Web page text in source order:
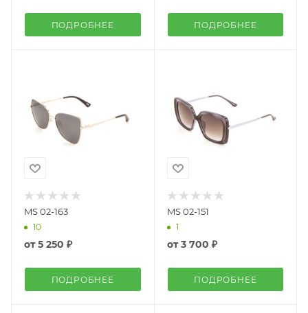
ПОДРОБНЕЕ ПОДРОБНЕЕ
MS 02-163
10
от5 250 ₽
ПОДРОБНЕЕ
MS 02-151
1
от3 700 ₽
ПОДРОБНЕЕ